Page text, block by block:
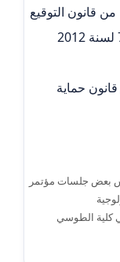
الاكتفاء بنص المادة 12/ثانيا من قانون التوقيع
الالكتروني والمعاملات الالكترونية رقم 78 لسنة 2012
حماية
بعض جلسات مؤتمر
كلية الطوسي